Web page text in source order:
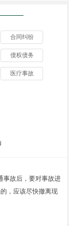
合同纠纷
债权债务
医疗事故
事故后，要对事故进
，应该尽快撤离现